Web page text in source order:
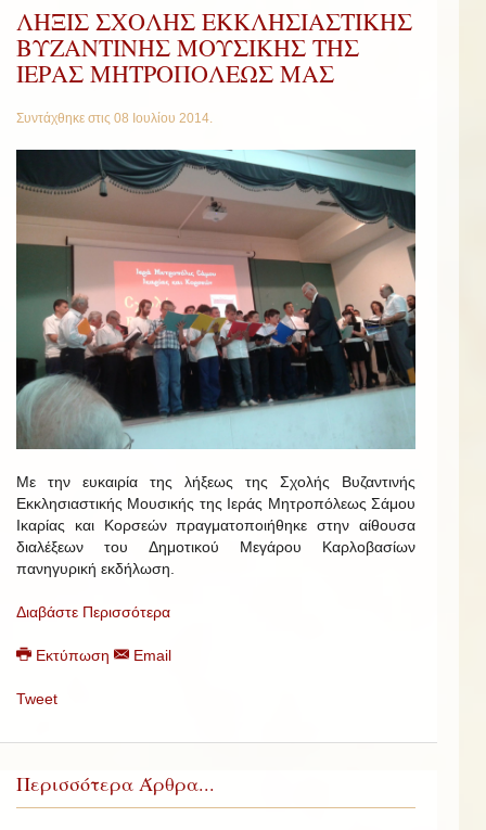
ΛΗΞΙΣ ΣΧΟΛΗΣ ΕΚΚΛΗΣΙΑΣΤΙΚΗΣ
ΒΥΖΑΝΤΙΝΗΣ ΜΟΥΣΙΚΗΣ ΤΗΣ
ΙΕΡΑΣ ΜΗΤΡΟΠΟΛΕΩΣ ΜΑΣ
Συντάχθηκε στις 08 Ιουλίου 2014
Με την ευκαιρία της λήξεως της Σχολής Βυζαντινής
Εκκλησιαστικής Μουσικής της Ιεράς Μητροπόλεως Σάμου
Ικαρίας και Κορσεών πραγματοποιήθηκε στην αίθουσα
διαλέξεων του Δημοτικού Μεγάρου Καρλοβασίων
πανηγυρική εκδήλωση.
Διαβάστε Περισσότερα
Εκτύπωση Email
Tweet
Περισσότερα Άρθρα...